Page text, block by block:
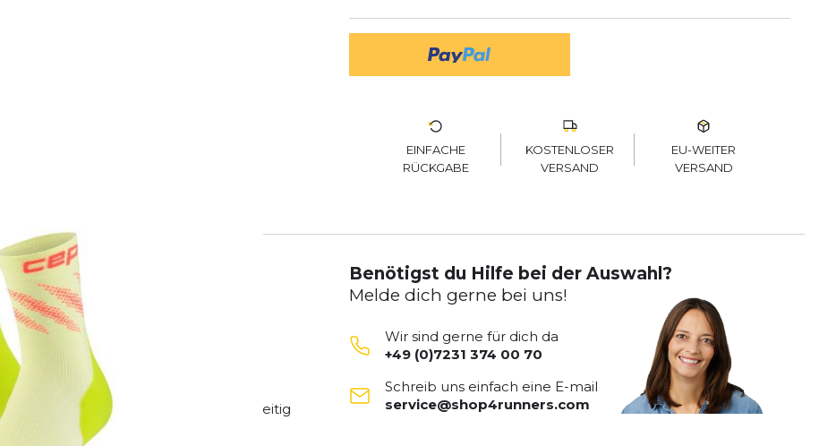
EINFACHE
RÜCKGABE
KOSTENLOSER
VERSAND
EU-WEITER
VERSAND
Kompression mit einem
und Läufer mit Anspruch an
gezielte Unterstützung bei gleichzeitig
Benötigst du Hilfe bei der Auswahl?
Melde dich gerne bei uns!
Wir sind gerne für dich da
+49 (0)7231 374 00 70
Schreib uns einfach eine E-mail
service@shop4runners.com